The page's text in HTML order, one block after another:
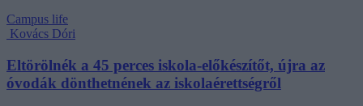
Campus life
Kovács Dóri
Eltörölnék a 45 perces iskola-előkészítőt, újra az
óvodák dönthetnének az iskolaérettségről